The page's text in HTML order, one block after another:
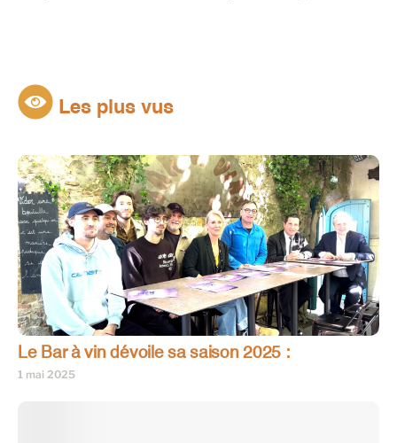
Les plus vus
Le Bar à vin dévoile sa saison 2025 :
1 mai 2025